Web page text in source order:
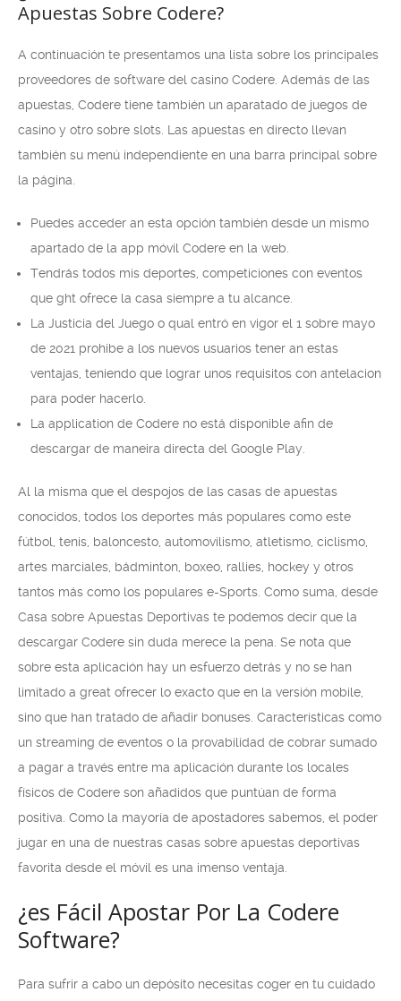
Apuestas Sobre Codere?
A continuación te presentamos una lista sobre los principales
proveedores de software del casino Codere. Además de las
apuestas, Codere tiene también un aparatado de juegos de
casino y otro sobre slots. Las apuestas en directo llevan
también su menú independiente en una barra principal sobre
la página.
Puedes acceder an esta opción también desde un mismo
apartado de la app móvil Codere en la web.
Tendrás todos mis deportes, competiciones con eventos
que ght ofrece la casa siempre a tu alcance.
La Justicia del Juego o qual entró en vigor el 1 sobre mayo
de 2021 prohibe a los nuevos usuarios tener an estas
ventajas, teniendo que lograr unos requisitos con antelacion
para poder hacerlo.
La application de Codere no está disponible afin de
descargar de maneira directa del Google Play.
Al la misma que el despojos de las casas de apuestas
conocidos, todos los deportes más populares como este
fútbol, tenis, baloncesto, automovilismo, atletismo, ciclismo,
artes marciales, bádminton, boxeo, rallies, hockey y otros
tantos más como los populares e-Sports. Como suma, desde
Casa sobre Apuestas Deportivas te podemos decir que la
descargar Codere sin duda merece la pena. Se nota que
sobre esta aplicación hay un esfuerzo detrás y no se han
limitado a great ofrecer lo exacto que en la versión mobile,
sino que han tratado de añadir bonuses. Características como
un streaming de eventos o la provabilidad de cobrar sumado
a pagar a través entre ma aplicación durante los locales
físicos de Codere son añadidos que puntúan de forma
positiva. Como la mayoría de apostadores sabemos, el poder
jugar en una de nuestras casas sobre apuestas deportivas
favorita desde el móvil es una imenso ventaja.
¿es Fácil Apostar Por La Codere
Software?
Para sufrir a cabo un depósito necesitas coger en tu cuidado